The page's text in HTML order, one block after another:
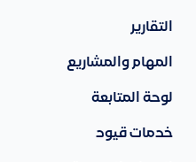
التقارير
المهام والمشاريع
لوحة المتابعة
خدمات قيود